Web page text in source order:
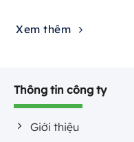
Xem thêm
Thông tin công ty
Giới thiệu